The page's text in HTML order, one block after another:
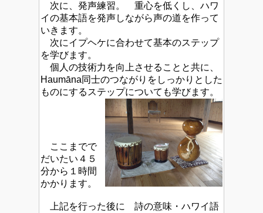
次に、発声練習。 重心を低くし、ハワ
イの基本語を発声しながら声の道を作って
いきます。
次にイプヘケに合わせて基本のステップ
を学びます。
個人の技術力を向上させることと共に、
Haumāna同士のつながりをしっかりとした
ものにするステップについても学びます。
ここまでで
だいたい４５
分から１時間
かかります。
上記を行った後に 詩の意味・ハワイ語